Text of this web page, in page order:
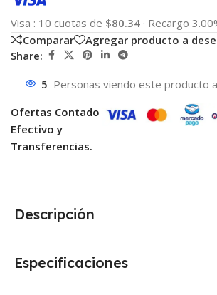
Visa : 10 cuotas de $80.34 · Recargo
Comparar
Agregar producto a
Share:
5 Personas viendo este producto
Ofertas Contado
Efectivo y
Transferencias.
Descripción
Especificaciones